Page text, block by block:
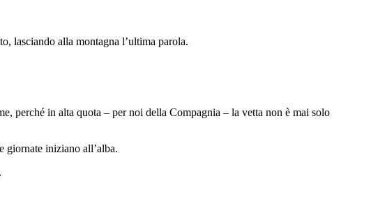
lasciando alla montagna l’ultima parola.
perché in alta quota – per noi della Compagnia – la vetta non è mai solo
giornate iniziano all’alba.